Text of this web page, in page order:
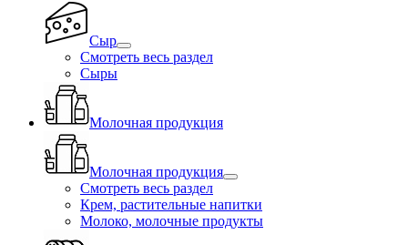
Сыр
Смотреть весь раздел
Сыры
Молочная продукция
Молочная продукция
Смотреть весь раздел
Крем, растительные напитки
Молоко, молочные продукты